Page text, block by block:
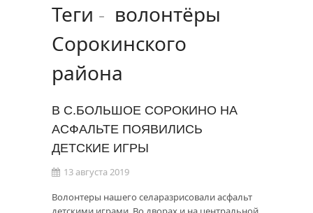
Теги - волонтёры
Сорокинского
района
В С.БОЛЬШОЕ СОРОКИНО НА
АСФАЛЬТЕ ПОЯВИЛИСЬ
ДЕТСКИЕ ИГРЫ
13 августа 2019
Волонтеры нашего селаразрисовали асфальт